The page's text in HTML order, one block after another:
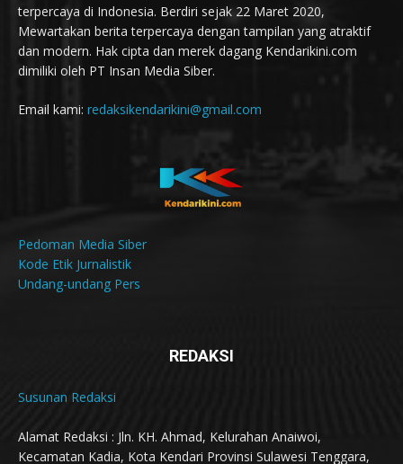
terpercaya di Indonesia. Berdiri sejak 22 Maret 2020,
Mewartakan berita terpercaya dengan tampilan yang atraktif
dan modern. Hak cipta dan merek dagang Kendarikini.com
dimiliki oleh PT Insan Media Siber.
Email kami: redaksikendarikini@gmail.com
Pedoman Media Siber
Kode Etik Jurnalistik
Undang-undang Pers
REDAKSI
Susunan Redaksi
Alamat Redaksi : Jln. KH. Ahmad, Kelurahan Anaiwoi,
Kecamatan Kadia, Kota Kendari Provinsi Sulawesi Tenggara,